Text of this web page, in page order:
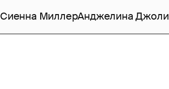
Сиенна МиллерАнджелина Джоли